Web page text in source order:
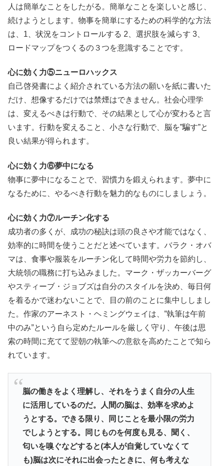
人は簡単なことをしたがる。簡単なことを楽しいと感じ、
続けようとします。物事を簡単にするための科学的な方法
は、1、状況をコントロールする 2、選択肢を減らす 3、
ロードマップをつくるの３つを意識することです。
心に効く力⑤ニューロハックス
自己啓発書によく紹介されている方法の願いを紙に書いた
だけ、想像するだけでは禁煙はできません。社会心理学
は、変えるべきは行動で、その結果として心が変わると言
います。行動を変えること、小さな行動で、脳を”騙す”と
良い結果が得られます。
心に効く力⑥夢中になる
物事に夢中になることで、習慣力を鍛えられます。夢中に
なるために、やるべき行動を魅力的なものにしましょう。
心に効く力⑦ルーチン化する
成功者の多くが、
成功の秘訣は頭の良さや才能ではなく、
効率的に時間を使うことだと述べています。バラク・オバ
マは、 食事や服装をルーチン化して時間や労力を節約し、
大統領の職務に打ち込みました。マーク・ ザッカーバーグ
やスティーブ・ジョブズは自分のスタイルを決め、毎日何
を着るかで迷わないことで、目の前のことに集中ししまし
た。 作家のアーネスト・ヘミングウェイは、”執筆は午前
中のみ”という自ら定めたルールを厳しく守り、 午後は思
索の時間に充てて翌朝の執筆への意欲を高めたことで知ら
れています。
脳の働きをよく理解し、 それをうまく自分の人生
に活用しているのだ。人間の脳は、 効率を求めよ
うとする。できる限り、
同じことを最小限の労力
でしようとする。同じものを何度も見る、
聞く、
匂いを嗅ぐなどすると(本人が自覚していなくて
も)脳は次にそれに出会ったときに、 何も考えな